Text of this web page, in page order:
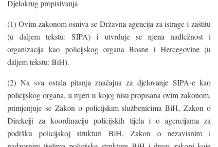
Djelokrug propisivanja
(1) Ovim zakonom osniva se Državna agencija za istrage i zaštitu
(u daljem tekstu: SIPA) i utvrđuje se njena nadležnost i
organizacija kao policijskog organa Bosne i Hercegovine (u
daljem tekstu: BiH).
(2) Na sva ostala pitanja značajna za djelovanje SIPA-e kao
policijskog organa, u mjeri u kojoj nisu propisana ovim zakonom,
primjenjuje se Zakon o policijskim službenicima BiH, Zakon o
Direkciji za koordinaciju policijskih tijela i o agencijama za
podršku policijskoj strukturi BiH, Zakon o nezavisnim i